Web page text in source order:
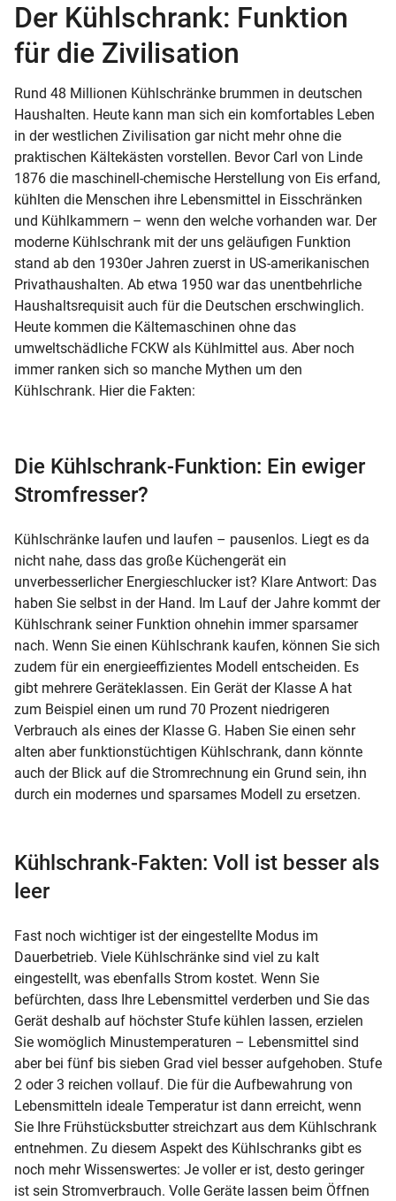
Der Kühlschrank: Funktion
für die Zivilisation
Rund 48 Millionen Kühlschränke brummen in deutschen
Haushalten. Heute kann man sich ein komfortables Leben
in der westlichen Zivilisation gar nicht mehr ohne die
praktischen Kältekästen vorstellen. Bevor Carl von Linde
1876 die maschinell-chemische Herstellung von Eis erfand,
kühlten die Menschen ihre Lebensmittel in Eisschränken
und Kühlkammern – wenn den welche vorhanden war. Der
moderne Kühlschrank mit der uns geläufigen Funktion
stand ab den 1930er Jahren zuerst in US-amerikanischen
Privathaushalten. Ab etwa 1950 war das unentbehrliche
Haushaltsrequisit auch für die Deutschen erschwinglich.
Heute kommen die Kältemaschinen ohne das
umweltschädliche FCKW als Kühlmittel aus. Aber noch
immer ranken sich so manche Mythen um den
Kühlschrank. Hier die Fakten:
Die Kühlschrank-Funktion: Ein ewiger
Stromfresser?
Kühlschränke laufen und laufen – pausenlos. Liegt es da
nicht nahe, dass das große Küchengerät ein
unverbesserlicher Energieschlucker ist? Klare Antwort: Das
haben Sie selbst in der Hand. Im Lauf der Jahre kommt der
Kühlschrank seiner Funktion ohnehin immer sparsamer
nach. Wenn Sie einen Kühlschrank kaufen, können Sie sich
zudem für ein energieeffizientes Modell entscheiden. Es
gibt mehrere Geräteklassen. Ein Gerät der Klasse A hat
zum Beispiel einen um rund 70 Prozent niedrigeren
Verbrauch als eines der Klasse G. Haben Sie einen sehr
alten aber funktionstüchtigen Kühlschrank, dann könnte
auch der Blick auf die Stromrechnung ein Grund sein, ihn
durch ein modernes und sparsames Modell zu ersetzen.
Kühlschrank-Fakten: Voll ist besser als
leer
Fast noch wichtiger ist der eingestellte Modus im
Dauerbetrieb. Viele Kühlschränke sind viel zu kalt
eingestellt, was ebenfalls Strom kostet. Wenn Sie
befürchten, dass Ihre Lebensmittel verderben und Sie das
Gerät deshalb auf höchster Stufe kühlen lassen, erzielen
Sie womöglich Minustemperaturen – Lebensmittel sind
aber bei fünf bis sieben Grad viel besser aufgehoben. Stufe
2 oder 3 reichen vollauf. Die für die Aufbewahrung von
Lebensmitteln ideale Temperatur ist dann erreicht, wenn
Sie Ihre Frühstücksbutter streichzart aus dem Kühlschrank
entnehmen. Zu diesem Aspekt des Kühlschranks gibt es
noch mehrWissenswertes: Je voller er ist, desto geringer
ist sein Stromverbrauch. Volle Geräte lassen beim Öffnen